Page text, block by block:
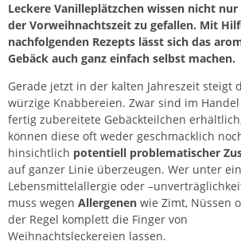
Leckere Vanilleplätzchen wissen nicht nur
der Vorweihnachtszeit zu gefallen. Mit
nachfolgenden Rezepts lässt sich das
Gebäck auch ganz einfach selbst machen.
Gerade jetzt in der kalten Jahreszeit steigt
würzige Knabbereien. Zwar sind im
fertig zubereitete Gebäckteilchen
können diese oft weder geschmacklich
hinsichtlich potentiell problematischer
auf ganzer Linie überzeugen. Wer unter
Lebensmittelallergie oder
muss wegen Allergenen wie Zimt, Nüssen
der Regel komplett die Finger von
Weihnachtsleckereien lassen.